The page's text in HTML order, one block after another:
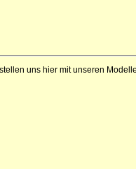
uns hier mit unseren